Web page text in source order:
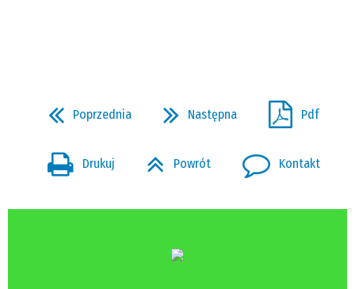
Poprzednia Następna Pdf
Drukuj Powrót Kontakt